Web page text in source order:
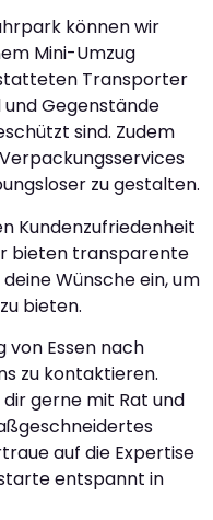
können wir
Mini-Umzug
Transporter
Gegenstände
sind. Zudem
zu gestalten.
Kundenzufriedenheit
bieten transparente
Wünsche ein, um
bieten.
von Essen nach
zu kontaktieren.
gerne mit Rat und
auf die Expertise
entspannt in